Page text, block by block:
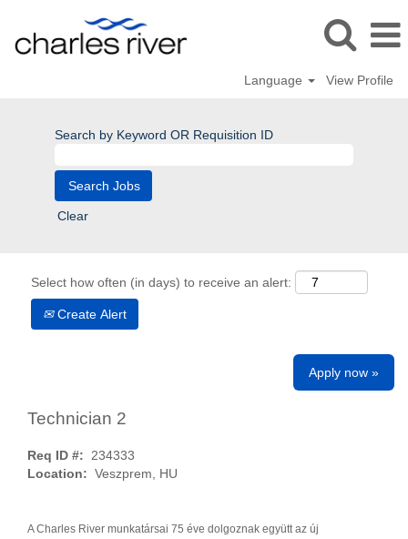
Language View Profile
Search by Keyword OR Requisition ID
Clear
Select how often (in days) to receive an alert:
Create Alert
Apply now »
Technician 2
Req ID #: 234333
Location: Veszprem, HU
A Charles River munkatársai 75 éve dolgoznak együtt az új